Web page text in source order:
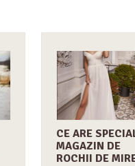
CE ARE
MAGAZIN DE
ROCHII DE